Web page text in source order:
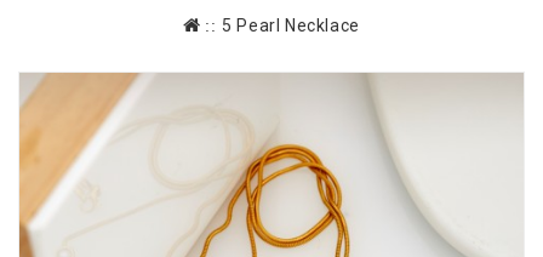
5 Pearl Necklace